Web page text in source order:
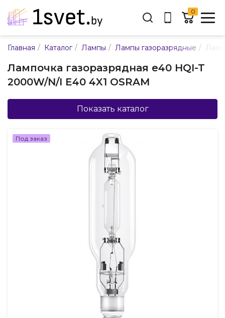
Адрес:
ул. Каменногорская, 45
Время работы:
Пн-пт с 9:00 до 17:30
E-mail:
info@mpsnab.by
Заказать звонок
0
Главная / Каталог / Лампы / Лампы газоразрядные /
Лампочка газоразрядная e40 HQI-T
2000W/N/I E40 4X1 OSRAM
Показать каталог
Под заказ